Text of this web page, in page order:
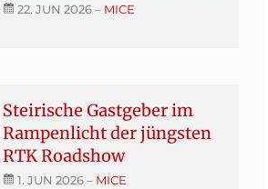
22. JUN 2026– MICE
Steirische Gastgeber im
Rampenlicht der jüngsten
RTK Roadshow
1. JUN 2026– MICE